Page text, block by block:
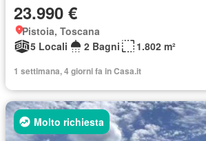
23.990 €
Pistoia, Toscana
5 Locali
2 Bagni 1.802 m²
1 settimana, 4 giorni fa in Casa.it
Molto richiesta